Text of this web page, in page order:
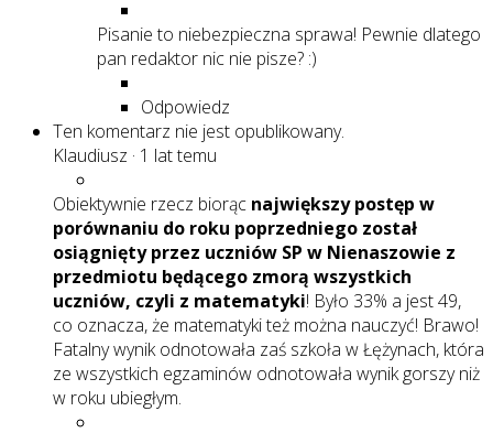
Pisanie to niebezpieczna sprawa! Pewnie dlatego
pan redaktor nic nie pisze? :)
Odpowiedz
Ten komentarz nie jest opublikowany.
Klaudiusz · 1 lat temu
Obiektywnie rzecz biorąc największy postęp w
porównaniu do roku poprzedniego został
osiągnięty przez uczniów SP w Nienaszowie z
przedmiotu będącego zmorą wszystkich
uczniów, czyli z matematyki! Było 33% a jest 49,
co oznacza, że matematyki też można nauczyć! Brawo!
Fatalny wynik odnotowała zaś szkoła w Łężynach, która
ze wszystkich egzaminów odnotowała wynik gorszy niż
w roku ubiegłym.